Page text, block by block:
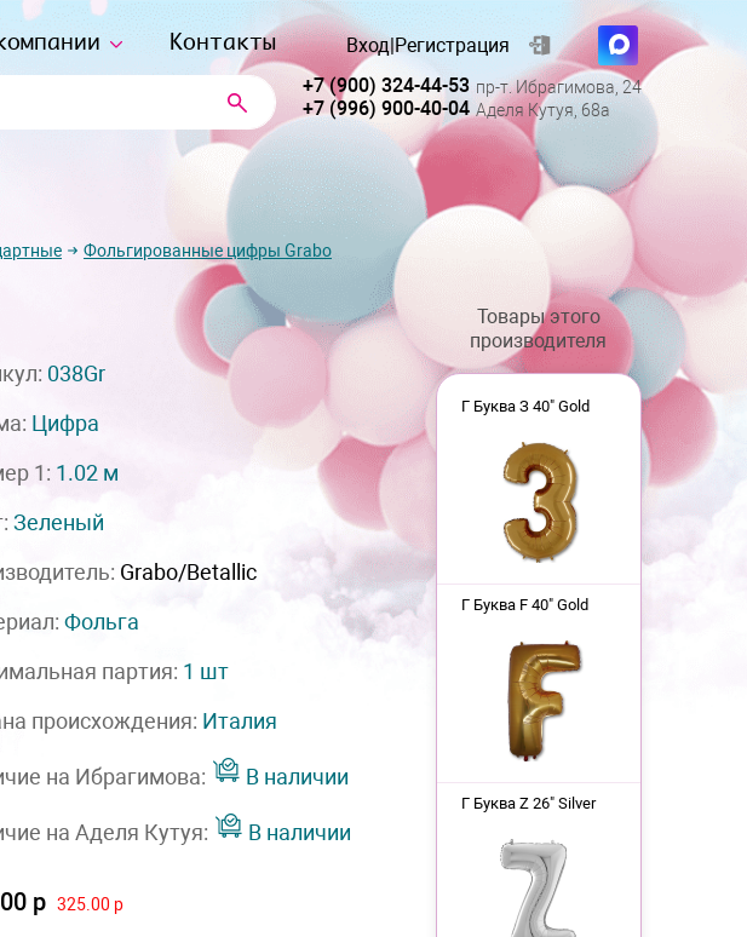
Контакты Вход|Регистрация
+7 (900) 324-44-53 пр-т. Ибрагимова, 24
+7 (996) 900-40-04 Аделя Кутуя, 68а
Фольгированные цифры Grabo
038Gr
Цифра
1: 1.02 м
Зеленый
Grabo/Betallic
Фольга
партия: 1 шт
происхождения: Италия
на Ибрагимова: В наличии
на Аделя Кутуя: В наличии
р 325.00 р
Товары этого
производителя
Г Буква З 40" Gold
Г Буква F 40" Gold
Г Буква Z 26" Silver